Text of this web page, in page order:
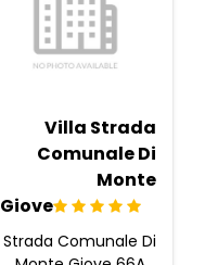
Villa Strada
Comunale Di
Monte
Giove
Strada Comunale Di